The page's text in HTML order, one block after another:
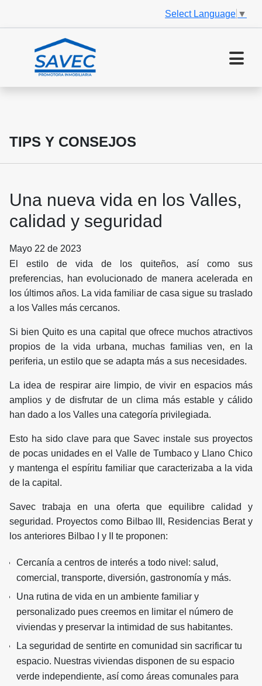
Select Language ▼
TIPS Y CONSEJOS
Una nueva vida en los Valles,
calidad y seguridad
Mayo 22 de 2023
El estilo de vida de los quiteños, así como sus
preferencias, han evolucionado de manera acelerada en
los últimos años. La vida familiar de casa sigue su traslado
a los Valles más cercanos.
Si bien Quito es una capital que ofrece muchos atractivos
propios de la vida urbana, muchas familias ven, en la
periferia, un estilo que se adapta más a sus necesidades.
La idea de respirar aire limpio, de vivir en espacios más
amplios y de disfrutar de un clima más estable y cálido
han dado a los Valles una categoría privilegiada.
Esto ha sido clave para que Savec instale sus proyectos
de pocas unidades en el Valle de Tumbaco y Llano Chico
y mantenga el espíritu familiar que caracterizaba a la vida
de la capital.
Savec trabaja en una oferta que equilibre calidad y
seguridad. Proyectos como Bilbao III, Residencias Berat y
los anteriores Bilbao I y II te proponen:
Cercanía a centros de interés a todo nivel: salud,
comercial, transporte, diversión, gastronomía y más.
Una rutina de vida en un ambiente familiar y
personalizado pues creemos en limitar el número de
viviendas y preservar la intimidad de sus habitantes.
La seguridad de sentirte en comunidad sin sacrificar tu
espacio. Nuestras viviendas disponen de su espacio
verde independiente, así como áreas comunales para